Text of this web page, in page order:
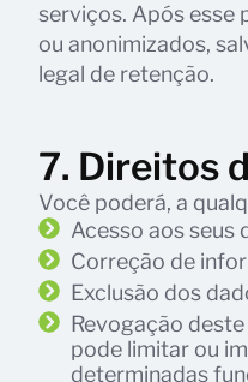
serviços. Após esse
ou anonimizados,
legal de retenção.
7. Direitos
Você poderá, a
Acesso aos seus
Correção de
Exclusão dos
Revogação
pode limitar ou
determinadas